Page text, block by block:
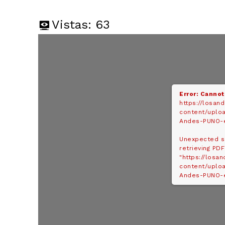
Vistas: 63
Error:
https://
content/
Andes-
Unexpected
retrieving PDF
"https://
content/
Andes-